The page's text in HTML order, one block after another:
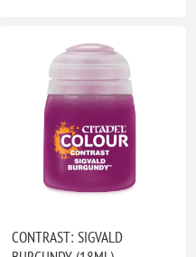
CONTRAST: SIGVALD